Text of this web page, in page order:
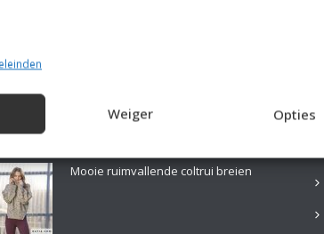
Weiger Opties
PATRONEN:
Mooie ruimvallende coltrui breien